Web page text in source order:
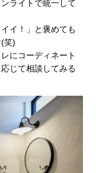
ライトで統一して
イ！」と褒めても
笑)
にコーディネート
じて相談してみる